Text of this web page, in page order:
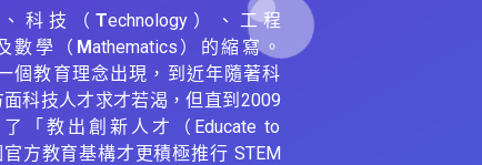
科技（ Technology）、工程
數學（ Mathematics）的縮寫。
個教育理念出現，到近年隨著科
科技人才求才若渴，但直到2009
「教出創新人才（Educate to
方教育基構才更積極推行 STEM